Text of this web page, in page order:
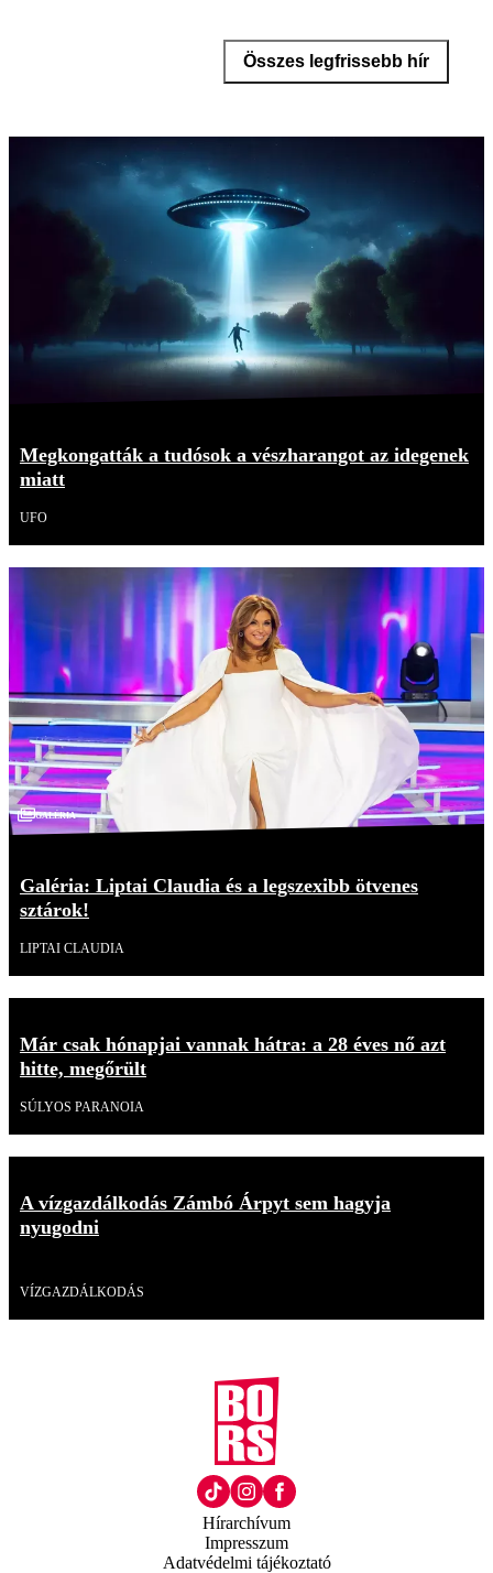
Összes legfrissebb hír
Megkongatták a tudósok a vészharangot az idegenek
miatt
UFO
Galéria
Galéria: Liptai Claudia és a legszexibb ötvenes
sztárok!
LIPTAI CLAUDIA
Már csak hónapjai vannak hátra: a 28 éves nő azt
hitte, megőrült
SÚLYOS PARANOIA
A vízgazdálkodás Zámbó Árpyt sem hagyja
nyugodni
VÍZGAZDÁLKODÁS
Hírarchívum
Impresszum
Adatvédelmi tájékoztató